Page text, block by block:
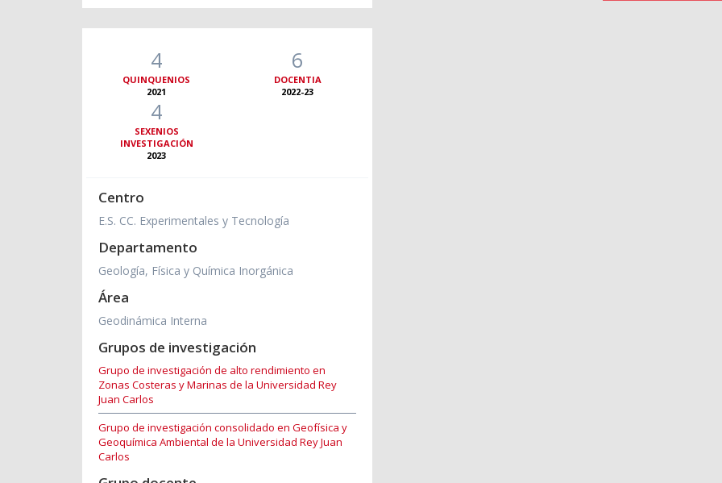
4
QUINQUENIOS
2021
6
DOCENTIA
2022-23
4
SEXENIOS
INVESTIGACIÓN
2023
Centro
E.S. CC. Experimentales y Tecnología
Departamento
Geología, Física y Química Inorgánica
Área
Geodinámica Interna
Grupos de investigación
Grupo de investigación de alto rendimiento en
Zonas Costeras y Marinas de la Universidad Rey
Juan Carlos
Grupo de investigación consolidado en Geofísica y
Geoquímica Ambiental de la Universidad Rey Juan
Carlos